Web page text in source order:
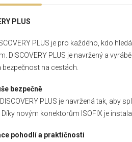
PLUS
PLUS je pro každého, kdo
DISCOVERY PLUS je navržený a
bezpečnost na cestách.
bezpečně
PLUS je navržená tak, aby
novým konektorům ISOFIX je
pohodlí a praktičnosti